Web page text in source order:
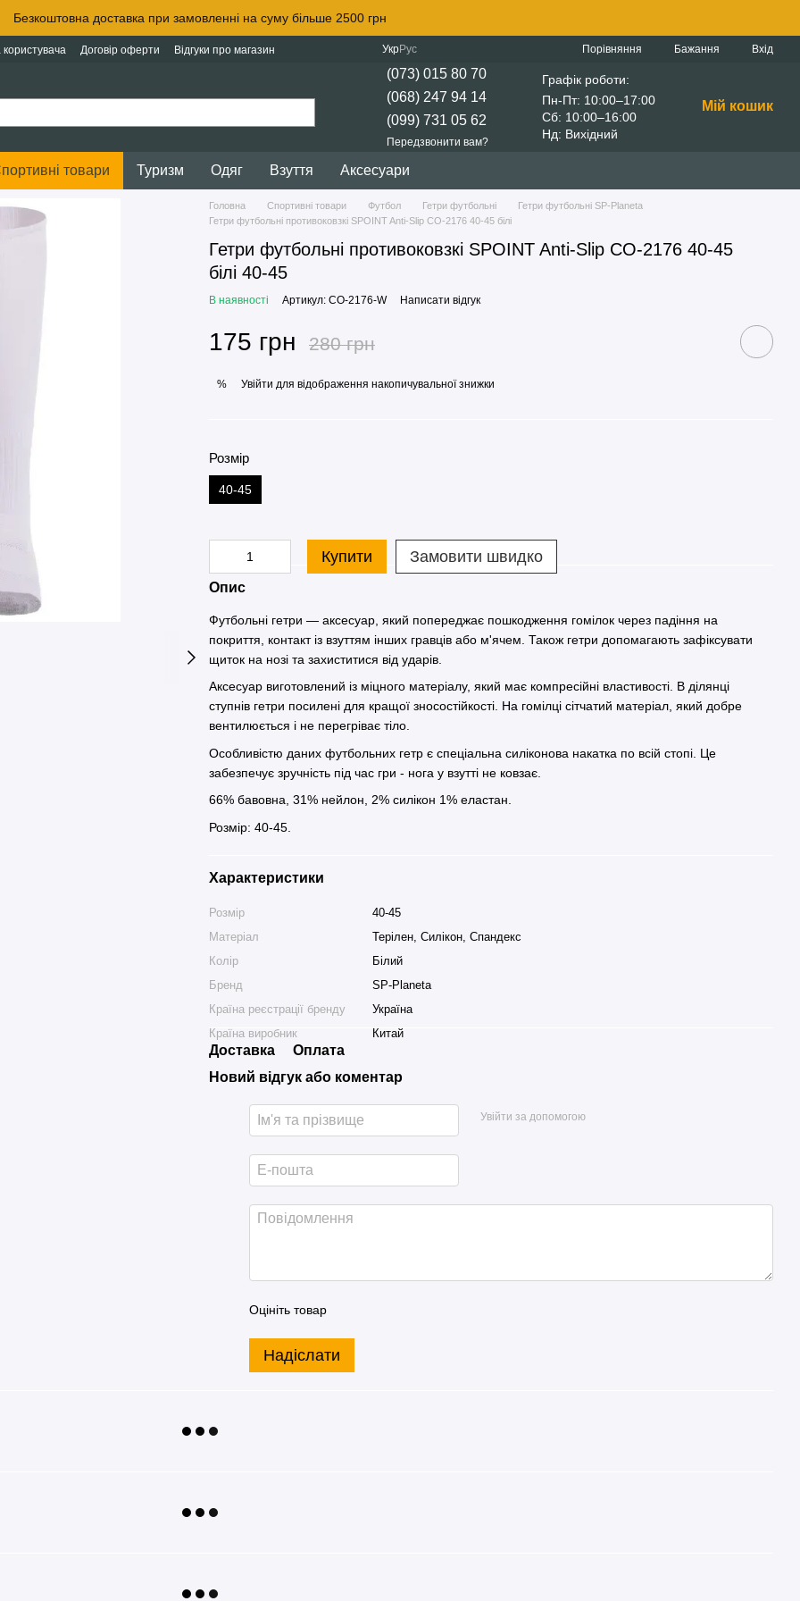
Безкоштовна доставка при замовленні на суму більше 2500 грн
користувача Договір оферти Відгуки про магазин УкрРус Порівняння Бажання Вхід
(073) 015 80 70
(068) 247 94 14
(099) 731 05 62
Передзвонити вам?
Графік роботи:
Пн-Пт: 10:00–17:00
Сб: 10:00–16:00
Нд: Вихідний
Мій кошик
товари Туризм Одяг Взуття Аксесуари
Головна Спортивні товари Футбол Гетри футбольні
Гетри футбольні SP-Planeta
Гетри футбольні противоковзкі SPOINT Anti-Slip CO-2176 40-45 білі
Гетри футбольні противоковзкі SPOINT Anti-Slip CO-2176 40-45
білі 40-45
В наявності Артикул: CO-2176-W Написати відгук
175 грн 280 грн
% Увійти для відображення накопичувальної знижки
Розмір
40-45
Купити Замовити швидко
Опис
Футбольні гетри — аксесуар, який попереджає пошкодження гомілок через падіння на
покриття, контакт із взуттям інших гравців або м'ячем. Також гетри допомагають зафіксувати
щиток на нозі та захиститися від ударів.
Аксесуар виготовлений із міцного матеріалу, який має компресійні властивості. В ділянці
ступнів гетри посилені для кращої зносостійкості. На гомілці сітчатий матеріал, який добре
вентилюється і не перегріває тіло.
Особливістю даних футбольних гетр є спеціальна силіконова накатка по всій стопі. Це
забезпечує зручність під час гри - нога у взутті не ковзає.
66% бавовна, 31% нейлон, 2% силікон 1% еластан.
Розмір: 40-45.
Характеристики
Розмір
40-45
Матеріал
Терілен, Силікон, Спандекс
Колір
Білий
Бренд
SP-Planeta
Країна реєстрації бренду
Україна
Країна виробник
Китай
Доставка
Оплата
Новий відгук або коментар
Увійти за допомогою
Оцініть товар
Надіслати